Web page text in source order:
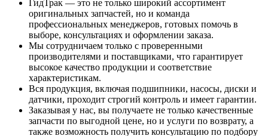
ГидТрак — это не только широкий ассортимент
оригинальных запчастей, но и команда
профессиональных менеджеров, готовых помочь в
выборе, консультациях и оформлении заказа.
Мы сотрудничаем только с проверенными
производителями и поставщиками, что гарантирует
высокое качество продукции и соответствие
характеристикам.
Вся продукция, включая подшипники, насосы, диски и
датчики, проходит строгий контроль и имеет гарантии.
Заказывая у нас, вы получаете не только качественные
запчасти по выгодной цене, но и услуги по возврату, а
также возможность получить консультацию по подбору